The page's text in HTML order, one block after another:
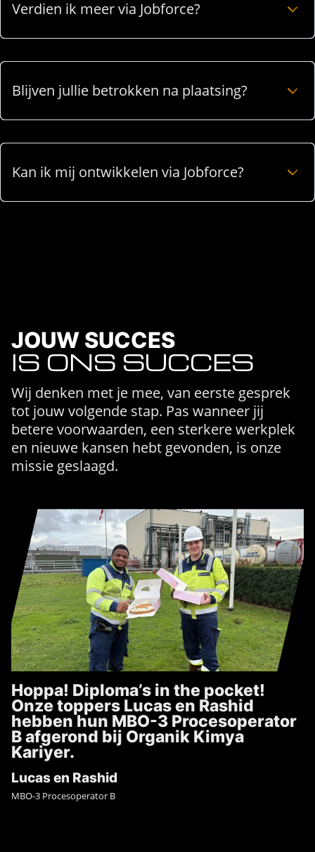
Verdien ik meer via Jobforce?
Blijven jullie betrokken na plaatsing?
Kan ik mij ontwikkelen via Jobforce?
JOUW SUCCES
IS ONS SUCCES
Wij denken met je mee, van eerste gesprek
tot jouw volgende stap. Pas wanneer jij
betere voorwaarden, een sterkere werkplek
en nieuwe kansen hebt gevonden, is onze
missie geslaagd.
Hoppa! Diploma’s in the pocket!
Onze toppers Lucas en Rashid
hebben hun MBO-3 Procesoperator
B afgerond bij Organik Kimya
Kariyer.
Lucas en Rashid
MBO-3 Procesoperator B